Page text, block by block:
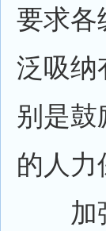
要求各
泛吸纳
别是鼓
的人力
加强